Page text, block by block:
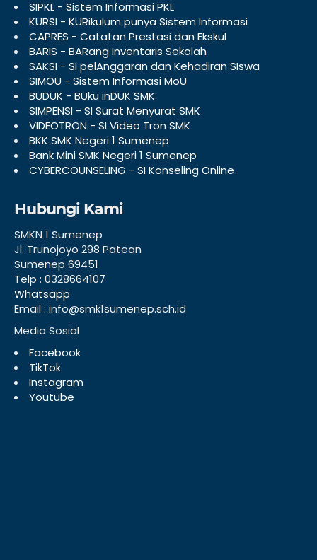
SIPKL - Sistem Informasi PKL
KURSI - KURikulum punya Sistem Informasi
CAPRES - Catatan Prestasi dan Ekskul
BARIS - BARang Inventaris Sekolah
SAKSI - SI pelAnggaran dan Kehadiran SIswa
SIMOU - Sistem Informasi MoU
BUDUK - BUku inDUK SMK
SIMPENSI - SI Surat Menyurat SMK
VIDEOTRON - SI Video Tron SMK
BKK SMK Negeri 1 Sumenep
Bank Mini SMK Negeri 1 Sumenep
CYBERCOUNSELING - SI Konseling Online
Hubungi Kami
SMKN 1 Sumenep
Jl. Trunojoyo 298 Patean
Sumenep 69451
Telp : 0328664107
Whatsapp
Email : info@smk1sumenep.sch.id
Media Sosial
Facebook
TikTok
Instagram
Youtube